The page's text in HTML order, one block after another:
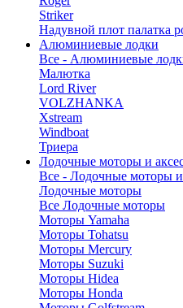
Striker
Надувной плот палатка
Алюминиевые лодки
Все - Алюминиевые
Малютка
Lord River
VOLZHANKA
Xstream
Windboat
Триера
Лодочные моторы и
Все - Лодочные моторы и
Лодочные моторы
Все Лодочные моторы
Моторы Yamaha
Моторы Tohatsu
Моторы Mercury
Моторы Suzuki
Моторы Hidea
Моторы Honda